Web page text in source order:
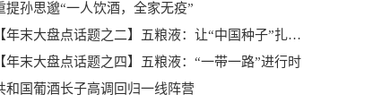
提孙思邈“一人饮酒，全家无疫”
【年末大盘点话题之二】五粮液：让“中国种子”扎根世...
【年末大盘点话题之四】五粮液：“一带一路”进行时
和国葡酒长子高调回归一线阵营